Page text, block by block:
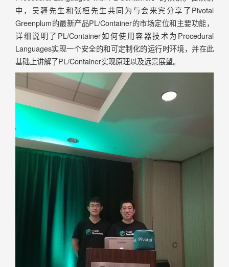
中，吴疆先生和张桓先生共同为与会来宾分享了Pivotal
Greenplum的最新产品PL/Container的市场定位和主要功能，
详细说明了PL/Container如何使用容器技术为Procedural
Languages实现一个安全的和可定制化的运行时环境，并在此
基础上讲解了PL/Container实现原理以及远景展望。